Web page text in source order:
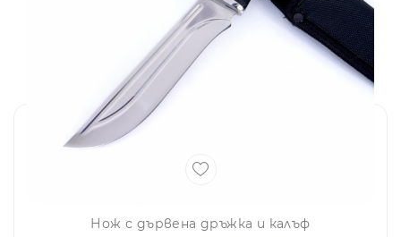
Нож с дървена дръжка и калъф